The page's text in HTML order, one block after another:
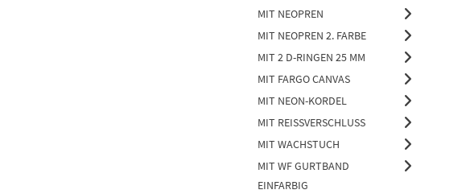
MIT NEOPREN
MIT NEOPREN 2. FARBE
MIT 2 D-RINGEN 25 MM
MIT FARGO CANVAS
MIT NEON-KORDEL
MIT REISSVERSCHLUSS
MIT WACHSTUCH
MIT WF GURTBAND
EINFARBIG